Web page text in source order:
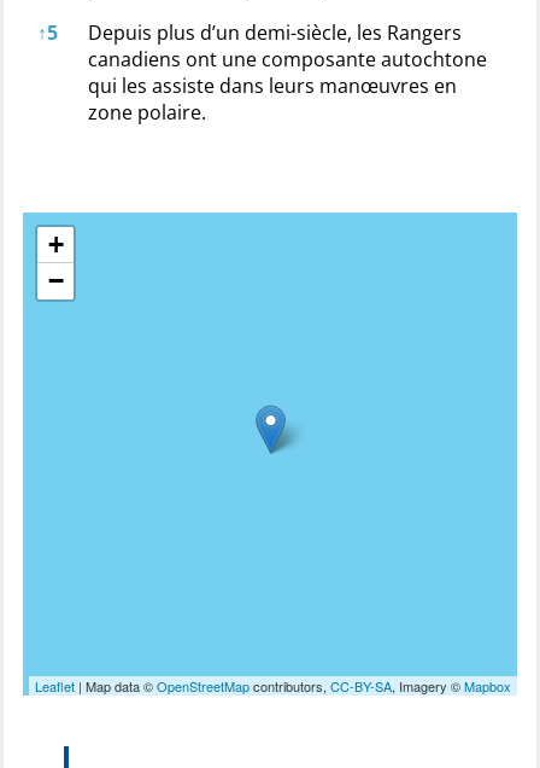
↑5
Depuis plus d’un demi-siècle, les Rangers
canadiens ont une composante autochtone
qui les assiste dans leurs manœuvres en
zone polaire.
+
−
Leaflet | Map data ©OpenStreetMapcontributors, CC-BY-SA, Imagery ©Mapbox